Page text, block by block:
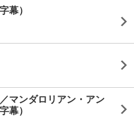
幕）
マンダロリアン・アン
幕）